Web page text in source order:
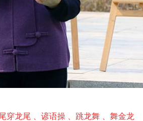
穿龙尾 、谚语操 、跳龙舞 、舞金龙